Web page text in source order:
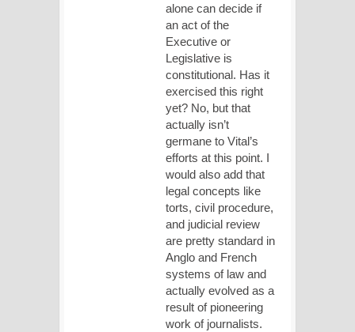
alone can decide if
an act of the
Executive or
Legislative is
constitutional. Has it
exercised this right
yet? No, but that
actually isn’t
germane to Vital’s
efforts at this point. I
would also add that
legal concepts like
torts, civil procedure,
and judicial review
are pretty standard in
Anglo and French
systems of law and
actually evolved as a
result of pioneering
work of journalists.